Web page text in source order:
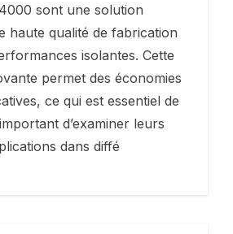
sont une solution
haute qualité de fabrication
isolantes. Cette
permet des économies
ce qui est essentiel de
d’examiner leurs
dans diffé